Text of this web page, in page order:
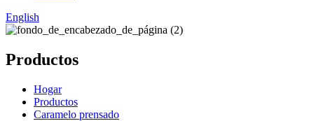
English
Productos
Hogar
Productos
Caramelo prensado